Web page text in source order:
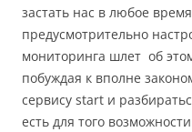
застать нас в любое
предусмотрительно
мониторинга шлет об
побуждая к вполне
сервису start и
есть для того